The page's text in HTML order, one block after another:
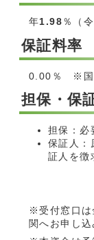
年1.98％（
保証料率
0.00％ ※国
担保・保
担保：必
保証人：
証人を徴
※受付窓口は
関へお申し込